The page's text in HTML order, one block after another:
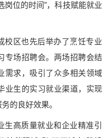
岗位的时间”，科技赋能就业
校区也先后举办了烹饪专业
专场招聘会。两场招聘会结
需求，吸引了众多相关领域
业生的实习就业渠道，实现
的良好效果。
高质量就业和企业精准引